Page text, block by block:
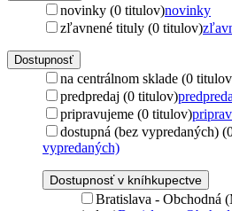
novinky (0 titulov)novinky
zľavnené tituly (0 titulov)
Dostupnosť
na centrálnom sklade (0
predpredaj (0 titulov)
pripravujeme (0 titulov)
dostupná (bez vypredaných)
vypredaných)
Dostupnosť v kníhkupectve
Bratislava - Obchodná